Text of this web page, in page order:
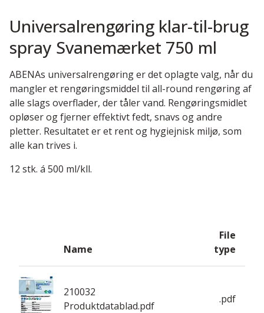
Universalrengøring klar-til-brug
spray Svanemærket 750 ml
ABENAs universalrengøring er det oplagte valg, når du
mangler et rengøringsmiddel til all-round rengøring af
alle slags overflader, der tåler vand. Rengøringsmidlet
opløser og fjerner effektivt fedt, snavs og andre
pletter. Resultatet er et rent og hygiejnisk miljø, som
alle kan trives i.
12 stk. á 500 ml/kll.
Name
File
type
210032
Produktdatablad.pdf
.pdf